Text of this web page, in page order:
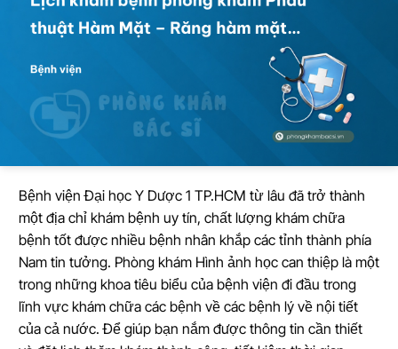
Bệnh viện Đại học Y Dược 1 TP.HCM từ lâu đã trở thành
một địa chỉ khám bệnh uy tín, chất lượng khám chữa
bệnh tốt được nhiều bệnh nhân khắp các tỉnh thành phía
Nam tin tưởng. Phòng khám Hình ảnh học can thiệp là một
trong những khoa tiêu biểu của bệnh viện đi đầu trong
lĩnh vực khám chữa các bệnh về các bệnh lý về nội tiết
của cả nước. Để giúp bạn nắm được thông tin cần thiết